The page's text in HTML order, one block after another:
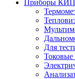
Приборы
Для